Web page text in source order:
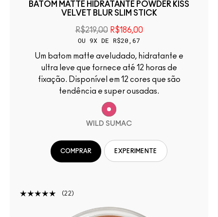
BATOM MATTE HIDRATANTE POWDER KISS
VELVET BLUR SLIM STICK
R$219,00 R$186,00
OU 9X DE R$20,67
Um batom matte aveludado, hidratante e
ultra leve que fornece até 12 horas de
fixação. Disponível em 12 cores que são
tendência e super ousadas.
WILD SUMAC
COMPRAR EXPERIMENTE
22